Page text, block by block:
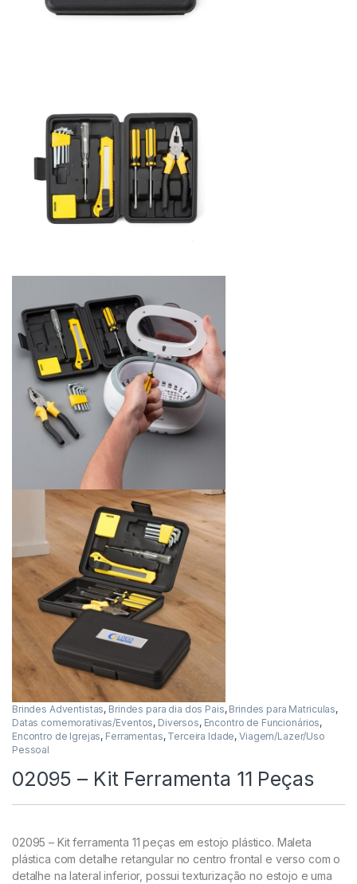
Brindes Adventistas, Brindes para dia dos Pais, Brindes para Matriculas,
Datas comemorativas/Eventos, Diversos, Encontro de Funcionários,
Encontro de Igrejas, Ferramentas, Terceira Idade,Viagem/Lazer/Uso
Pessoal
02095 – Kit Ferramenta 11 Peças
02095 – Kit ferramenta 11 peças em estojo plástico. Maleta
plástica com detalhe retangular no centro frontal e verso com o
detalhe na lateral inferior, possui texturização no estojo e uma